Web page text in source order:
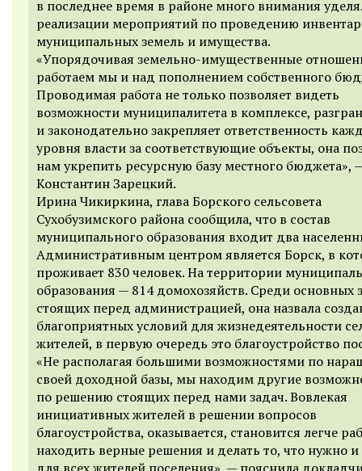
в последнее время в районе много внимания
реализации мероприятий по проведению
муниципальных земель и имущества.
«Упорядочивая земельно-имущественные
работаем мы и над пополнением собственного
Проводимая работа не только позволяет видеть
возможности муниципалитета в комплексе,
и законодательно закрепляет ответственность
уровня власти за соответствующие объекты, она
нам укрепить ресурсную базу местного бюджета»,
Константин Зарецкий.
Ирина Чикиркина, глава Борского сельсовета
Сухобузимского района сообщила, что в состав
муниципального образования входит два
Административным центром является Борск, в
проживает 830 человек. На территории
образования — 814 домохозяйств. Среди основных
стоящих перед администрацией, она назвала
благоприятных условий для жизнедеятельности
жителей, в первую очередь это благоустройство
«Не располагая большими возможностями по
своей доходной базы, мы находим другие
по решению стоящих перед нами задач. Вовлекая
инициативных жителей в решении вопросов
благоустройства, оказывается, становится легче
находить верные решения и делать то, что нужно